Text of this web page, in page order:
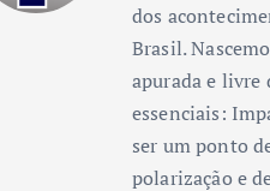
dos
Brasil.
apurada e livre
essenciais:
ser um ponto
polarização e